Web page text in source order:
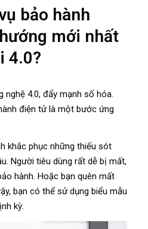
bảo hành
mới nhất
4.0?
nghệ 4.0, đẩy mạnh số hóa.
điện tử là một bước ứng
khắc phục những thiếu sót
Người tiêu dùng rất dễ bị mất,
hành. Hoặc bạn quên mất
bạn có thể sử dụng biểu mẫu
kỳ.